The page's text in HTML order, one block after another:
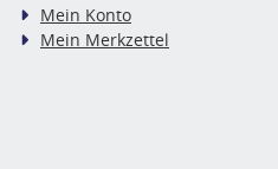
Mein Konto
Mein Merkzettel